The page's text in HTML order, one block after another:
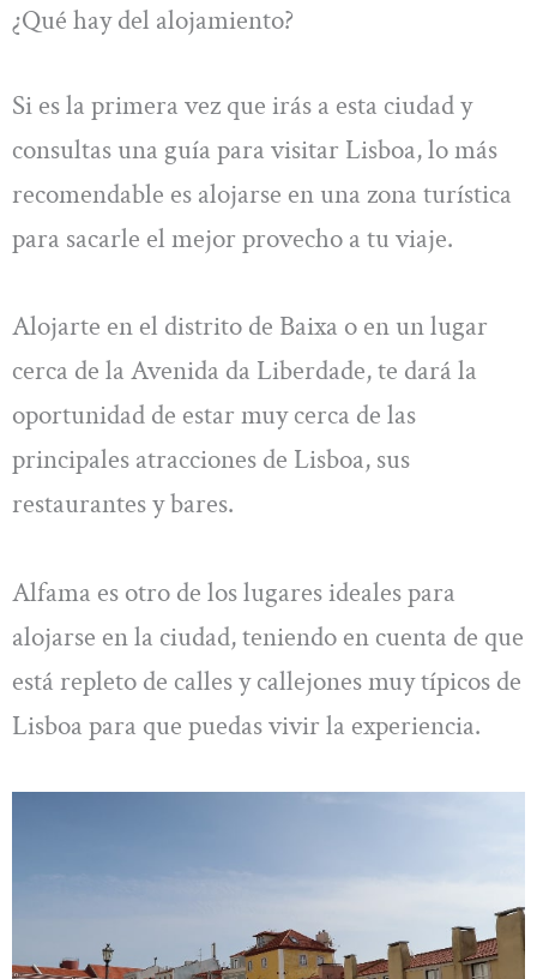
¿Qué hay del alojamiento?
Si es la primera vez que irás a esta ciudad y
consultas una guía para visitar Lisboa, lo más
recomendable es alojarse en una zona turística
para sacarle el mejor provecho a tu viaje.
Alojarte en el distrito de Baixa o en un lugar
cerca de la Avenida da Liberdade, te dará la
oportunidad de estar muy cerca de las
principales atracciones de Lisboa, sus
restaurantes y bares.
Alfama es otro de los lugares ideales para
alojarse en la ciudad, teniendo en cuenta de que
está repleto de calles y callejones muy típicos de
Lisboa para que puedas vivir la experiencia.